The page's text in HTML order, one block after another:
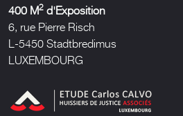
400 M2 d'Exposition
6, rue Pierre Risch
L-5450 Stadtbredimus
LUXEMBOURG